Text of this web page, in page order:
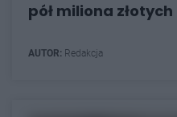
pół miliona złotych
AUTOR: Redakcja